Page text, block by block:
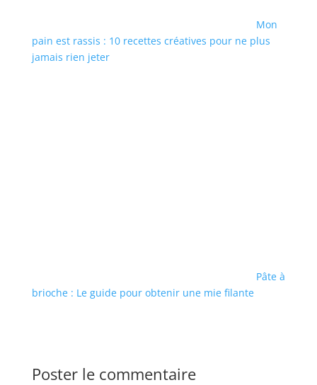
Mon
pain est rassis : 10 recettes créatives pour ne plus
jamais rien jeter
Pâte à
brioche : Le guide pour obtenir une mie filante
Poster le commentaire